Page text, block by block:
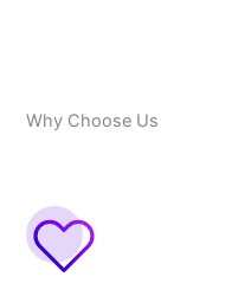
Why Choose Us